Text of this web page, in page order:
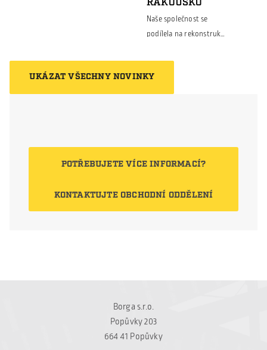
panelů, které zajišťují
Naše společnost se
podílela na rekonstrukci
Rail Technical Service
GmbH v rakouském
Krieglachu, která se
stávající haly tak, aby
požadavkům na
provozní efektivitu,
zachována, […]
UKÁZAT VŠECHNY NOVINKY
POTŘEBUJETE VÍCE INFORMACÍ?
KONTAKTUJTE OBCHODNÍ ODDĚLENÍ
Borga s.r.o.
Popůvky 203
664 41 Popůvky